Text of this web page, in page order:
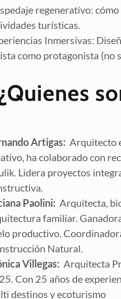
regenerativo:
turísticas.
Inmersivas:
como protagonista (no
Artigas: Arquitecto
ha colaborado con
Lidera proyectos
Paolini: Arquitecta,
familiar.
productivo.
Natural.
Villegas:Arquitecta
Con 25 años de
destinos y ecoturismo